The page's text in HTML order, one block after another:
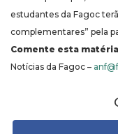
estudantes da Fagoc
complementares” pela
Comente esta
Notícias da Fagoc –